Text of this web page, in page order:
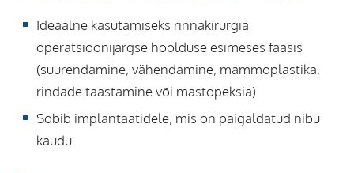
Ideaalne kasutamiseks rinnakirurgia
operatsioonijärgse hoolduse esimeses faasis
(suurendamine, vähendamine, mammoplastika,
rindade taastamine või mastopeksia)
Sobib implantaatidele, mis on paigaldatud nibu
kaudu